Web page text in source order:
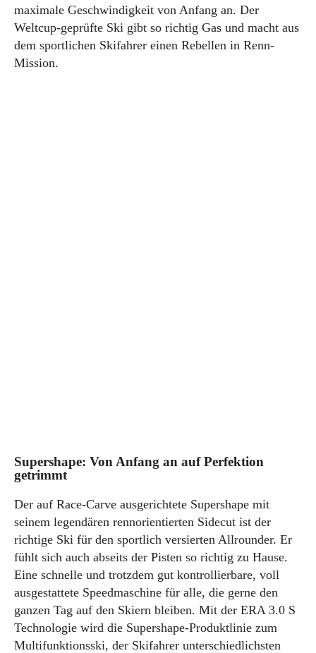
maximale Geschwindigkeit von Anfang an. Der
Weltcup-geprüfte Ski gibt so richtig Gas und macht aus
dem sportlichen Skifahrer einen Rebellen in Renn-
Mission.
Supershape: Von Anfang an auf Perfektion
getrimmt
Der auf Race-Carve ausgerichtete Supershape mit
seinem legendären rennorientierten Sidecut ist der
richtige Ski für den sportlich versierten Allrounder. Er
fühlt sich auch abseits der Pisten so richtig zu Hause.
Eine schnelle und trotzdem gut kontrollierbare, voll
ausgestattete Speedmaschine für alle, die gerne den
ganzen Tag auf den Skiern bleiben. Mit der ERA 3.0 S
Technologie wird die Supershape-Produktlinie zum
Multifunktionsski, der Skifahrer unterschiedlichsten